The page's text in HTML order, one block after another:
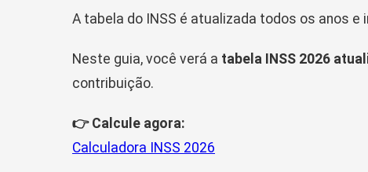
A tabela do INSS é atualizada todos os anos
Neste guia, você verá a tabela INSS 2026
contribuição.
👉 Calcule agora:
Calculadora INSS 2026